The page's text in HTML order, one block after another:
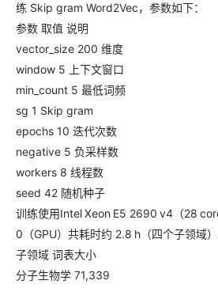
练 Skip gram Word2Vec，参数如下：
参数 取值 说明
vector_size 200 维度
window 5 上下文窗口
min_count 5 最低词频
sg 1 Skip gram
epochs 10 迭代次数
negative 5 负采样数
workers 8 线程数
seed 42 随机种子
训练使用Intel Xeon E5 2690 v4（28
0（GPU）共耗时约 2.8 h（四个子领域
子领域 词表大小
分子生物学 71,339